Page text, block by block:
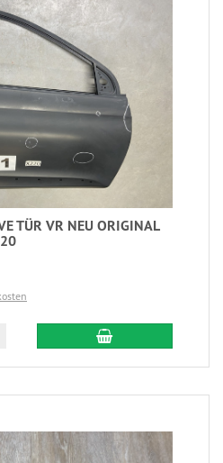
TÜR VR NEU ORIGINAL